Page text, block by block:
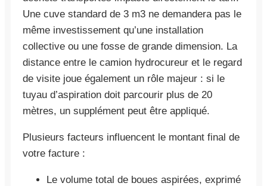
Une cuve standard de 3 m3 ne demandera pas le
même investissement qu’une installation
collective ou une fosse de grande dimension. La
distance entre le camion hydrocureur et le regard
de visite joue également un rôle majeur : si le
tuyau d’aspiration doit parcourir plus de 20
mètres, un supplément peut être appliqué.
Plusieurs facteurs influencent le montant final de
votre facture :
Le volume total de boues aspirées, exprimé